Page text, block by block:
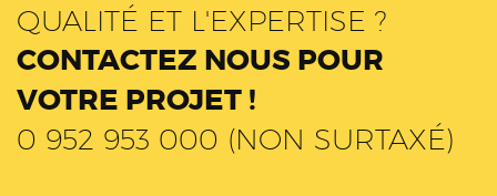
QUALITÉ ET L'EXPERTISE ?
CONTACTEZ NOUS POUR
VOTRE PROJET !
0 952 953 000 (NON SURTAXÉ)